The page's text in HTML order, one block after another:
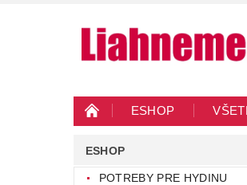
ESHOP
ESHOP
POTREBY PRE HYDINU